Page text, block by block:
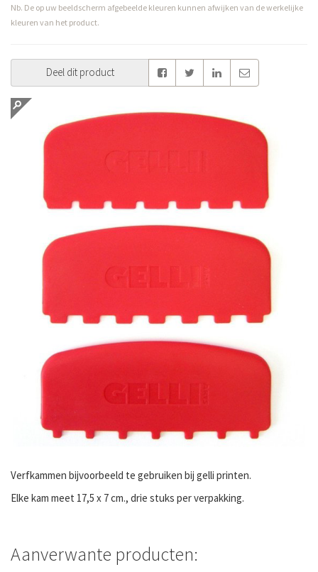
Nb. De op uw beeldscherm afgebeelde kleuren kunnen afwijken van de werkelijke
kleuren van het product.
Deel dit product
Verfkammen bijvoorbeeld te gebruiken bij gelli printen.
Elke kam meet 17,5 x 7 cm., drie stuks per verpakking.
Aanverwante producten: